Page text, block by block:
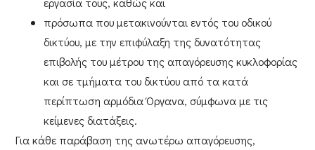
πρόσωπα που μετακινούνται εντός του οδικού
δικτύου, με την επιφύλαξη της δυνατότητας
επιβολής του μέτρου της απαγόρευσης κυκλοφορίας
και σε τμήματα του δικτύου από τα κατά
περίπτωση αρμόδια Όργανα, σύμφωνα με τις
κείμενες διατάξεις.
Για κάθε παράβαση της ανωτέρω απαγόρευσης,